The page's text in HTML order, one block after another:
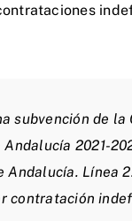
subvención de
2021-
Andalucía.
contratación